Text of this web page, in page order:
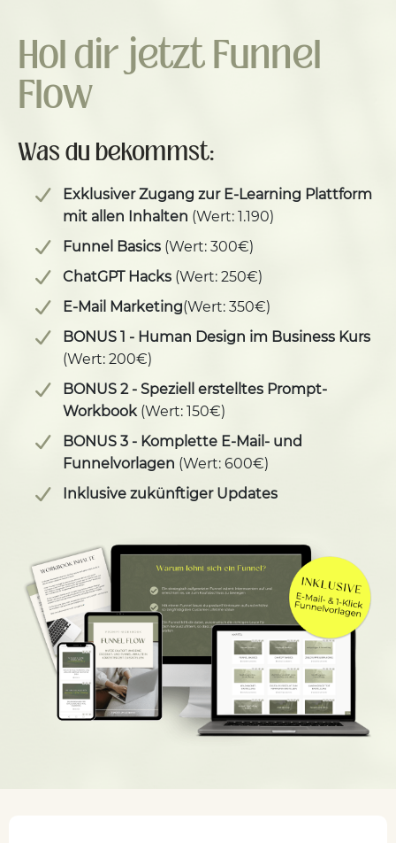
Hol dir jetzt Funnel
Flow
Was du bekommst:
Exklusiver Zugang zur E-Learning Plattform
mit allen Inhalten (Wert: 1.190)
Funnel Basics (Wert: 300€)
ChatGPT Hacks (Wert: 250€)
E-Mail Marketing(Wert: 350€)
BONUS 1 - Human Design im Business Kurs
(Wert: 200€)
BONUS 2 - Speziell erstelltes Prompt-
Workbook(Wert: 150€)
BONUS 3 - Komplette E-Mail- und
Funnelvorlagen (Wert: 600€)
Inklusive zukünftiger Updates